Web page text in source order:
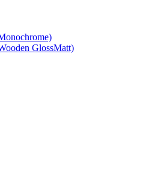
GlossMatt)